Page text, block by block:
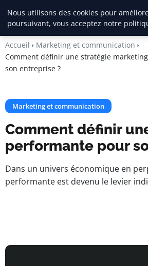
Square Annuaire
Accueil
Marketing et communication
Comment définir une stratégie
son entreprise ?
Marketing et communication
Comment définir
performante pour
Dans un univers économique en
performante est devenu le levier
Nous utilisons des cookies pour
poursuivant, vous acceptez notre